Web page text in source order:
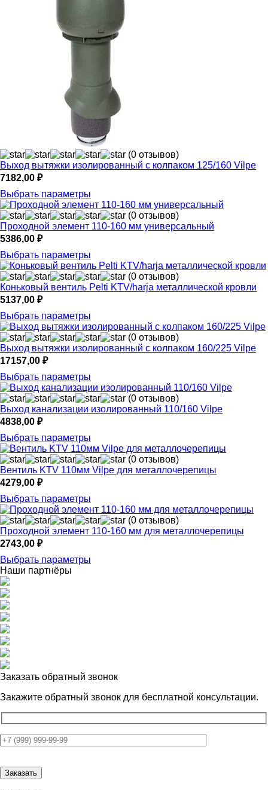
(0 отзывов)
Выход вытяжки изолированный с колпаком 125/160 Vilpe
7182,00 ₽
Выбрать параметры
(0 отзывов)
Проходной элемент 110-160 мм универсальный
5386,00 ₽
Выбрать параметры
(0 отзывов)
Коньковый вентиль Pelti KTV/harja металлической кровли
5137,00 ₽
Выбрать параметры
(0 отзывов)
Выход вытяжки изолированный с колпаком 160/225 Vilpe
17157,00 ₽
Выбрать параметры
(0 отзывов)
Выход канализации изолированный 110/160 Vilpe
4838,00 ₽
Выбрать параметры
(0 отзывов)
Вентиль KTV 110мм Vilpe для металлочерепицы
4279,00 ₽
Выбрать параметры
(0 отзывов)
Проходной элемент 110-160 мм для металлочерепицы
2743,00 ₽
Выбрать параметры
Наши партнёры
Заказать обратный звонок
Закажите обратный звонок для бесплатной консультации.